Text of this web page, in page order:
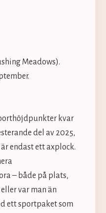
Meadows).
kvar
del av 2025,
endast ett axplock.
– både på plats,
var man än
ett sportpaket som